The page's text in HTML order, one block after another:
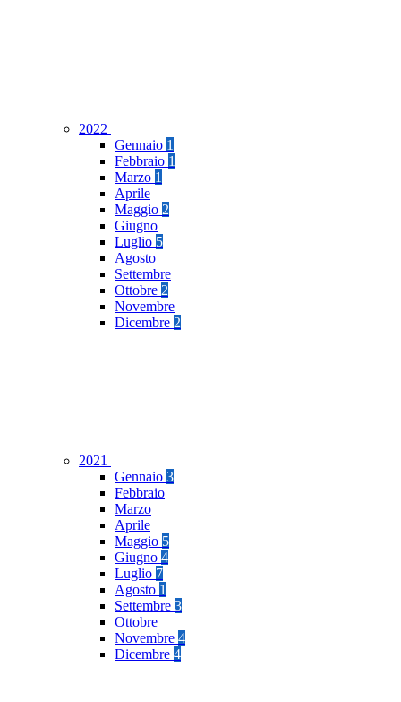
2022
Gennaio 1
Febbraio 1
Marzo 1
Aprile
Maggio 2
Giugno
Luglio 5
Agosto
Settembre
Ottobre 2
Novembre
Dicembre 2
2021
Gennaio 3
Febbraio
Marzo
Aprile
Maggio 5
Giugno 4
Luglio 7
Agosto 1
Settembre 3
Ottobre
Novembre 4
Dicembre 4